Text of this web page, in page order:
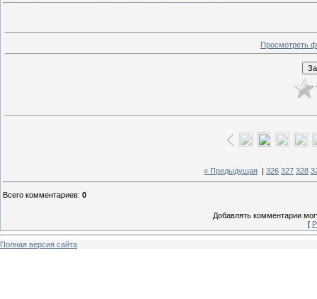
Просмотреть
« Предыдущая 326 327 328
Всего комментариев: 0
Добавлять комментарии
[
Полная версия сайта